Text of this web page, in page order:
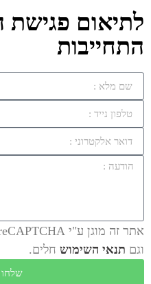
לתיאום פגישת
התחייבות
אתר זה מוגן ע"י reCAPTCHA של Google
וגם תנאי השימוש חלים.
שלחו